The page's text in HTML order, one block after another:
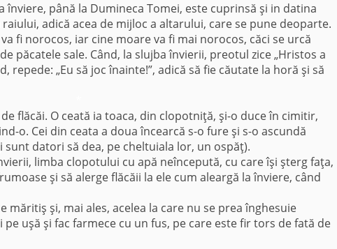
înviere, până la Dumineca Tomei, este cuprinsă şi in datina
adică acea de mijloc a altarului, care se pune deoparte.
fi norocos, iar cine moare va fi mai norocos, căci se urcă
păcatele sale. Când, la slujba învierii, preotul zice „Hristos a
repede: „Eu să joc înainte!”, adică să fie căutate la horă şi să
flăcăi. O ceată ia toaca, din clopotniţă, şi-o duce în cimitir,
o. Cei din ceata a doua încearcă s-o fure şi s-o ascundă
sunt datori să dea, pe cheltuiala lor, un ospăţ).
limba clopotului cu apă neîncepută, cu care îşi şterg faţa,
şi să alerge flăcăii la ele cum aleargă la înviere, când
măritiş şi, mai ales, acelea la care nu se prea înghesuie
uşă şi fac farmece cu un fus, pe care este fir tors de fată de